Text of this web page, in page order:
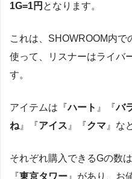
1G=1円 となります。
これは、SHOWROOM内
使って、リスナーはライバ
す。
アイテムは『ハート 』『バ
ね 』『アイス 』『クマ 』な
それぞれ購入できるGの数
『東京タワー 』があり、お